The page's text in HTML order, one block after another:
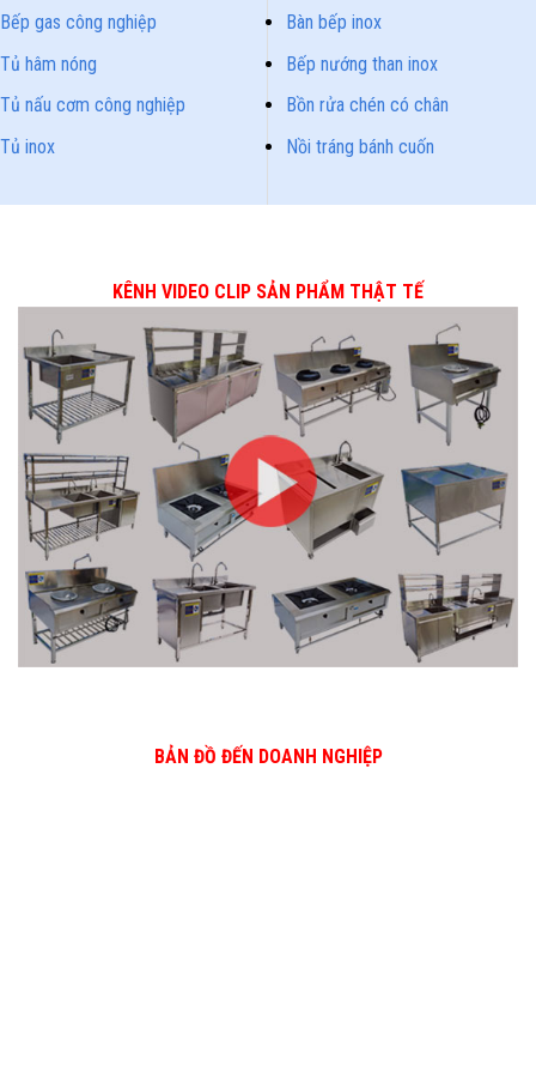
Bếp gas công nghiệp
Tủ hâm nóng
Tủ nấu cơm công nghiệp
Tủ inox
Bàn bếp inox
Bếp nướng than inox
Bồn rửa chén có chân
Nồi tráng bánh cuốn
KÊNH VIDEO CLIP SẢN PHẨM THẬT TẾ
BẢN ĐỒ ĐẾN DOANH NGHIỆP